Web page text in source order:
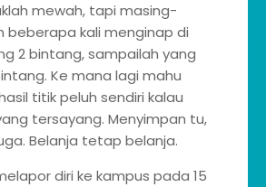
mewah, tapi masing-
beberapa kali menginap di
2 bintang, sampailah yang
Ke mana lagi mahu
titik peluh sendiri kalau
tersayang. Menyimpan tu,
Belanja tetap belanja.
diri ke kampus pada 15